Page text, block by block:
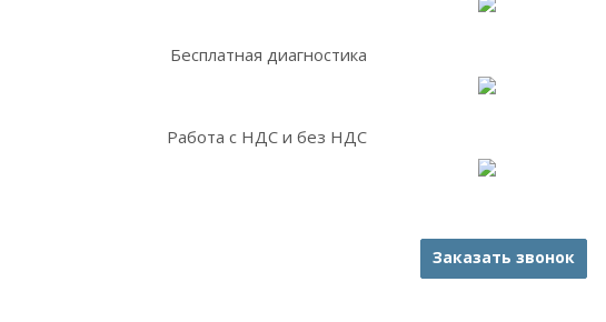
Бесплатная диагностика
Работа с НДС и без НДС
Заказать звонок